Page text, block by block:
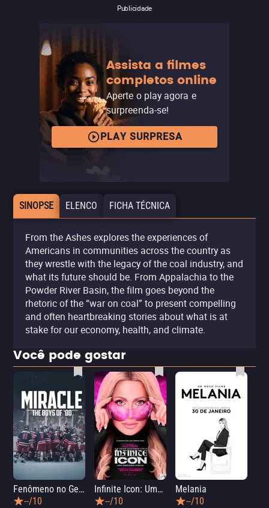
Publicidade
Assista a filmes
completos online
Aperte o play agora e
surpreenda-se!
PLAY SURPRESA
SINOPSE ELENCO FICHA TÉCNICA
From the Ashes explores the experiences of
Americans in communities across the country as
they wrestle with the legacy of the coal industry, and
what its future should be. From Appalachia to the
Powder River Basin, the film goes beyond the
rhetoric of the “war on coal” to present compelling
and often heartbreaking stories about what is at
stake for our economy, health, and climate.
Você pode gostar
Fenômeno no Gelo: Hóquei na Guerra Fria
--/10
Infinite Icon: Uma Memória Visual
--/10
Melania
--/10